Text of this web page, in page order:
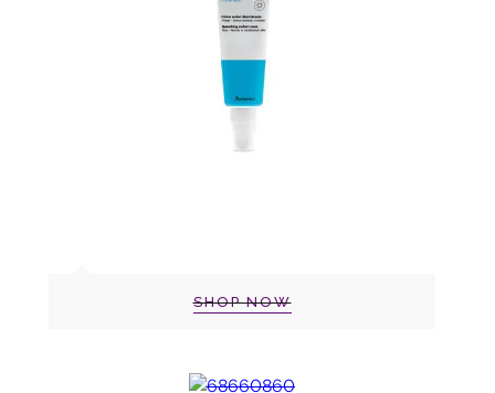
SHOP NOW